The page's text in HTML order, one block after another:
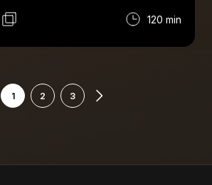
du mande", Marko
au menu : Comiccon, Mick120 min
1 2 3